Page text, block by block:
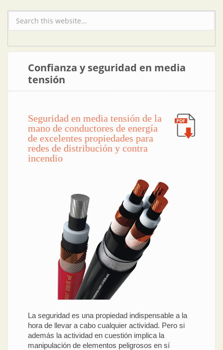
Formulario de búsqueda
Confianza y seguridad en media
tensión
Seguridad en media tensión de la
mano de conductores de energía
de excelentes propiedades para
redes de distribución y contra
incendio
La seguridad es una propiedad indispensable a la
hora de llevar a cabo cualquier actividad. Pero si
además la actividad en cuestión implica la
manipulación de elementos peligrosos en sí